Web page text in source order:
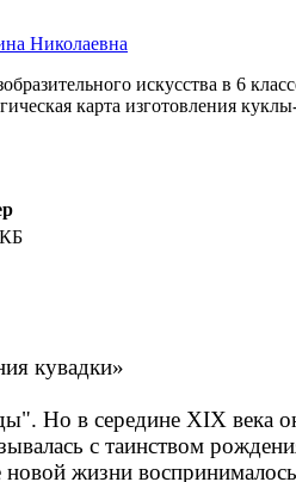
Николаевна
искусства в 6
карта изготовления
кувадки»
Но в середине XIX века
с таинством
жизни